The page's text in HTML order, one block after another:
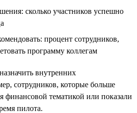
сколько участников успешно
процент сотрудников,
программу коллегам
внутренних
сотрудников, которые больше
финансовой тематикой или показали
пилота.